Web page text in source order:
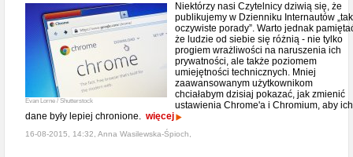
Evan Lorne / Shutterstock
Niektórzy nasi Czytelnicy dziwią się, że
publikujemy w Dzienniku Internautów „tak
oczywiste porady”. Warto jednak
że ludzie od siebie się różnią - nie tylko
progiem wrażliwości na naruszenia ich
prywatności, ale także poziomem
umiejętności technicznych. Mniej
zaawansowanym użytkownikom
chciałabym dzisiaj pokazać, jak zmienić
ustawienia Chrome'a i Chromium, aby ich
dane były lepiej chronione. więcej
16-08-2015, 14:32, Anna Wasilewska-Śpioch,